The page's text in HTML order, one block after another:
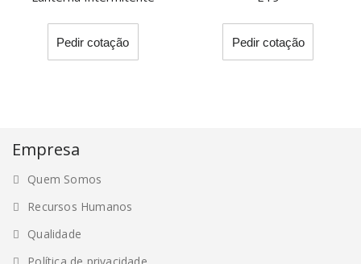
Pedir cotação Pedir cotação
Empresa
Quem Somos
Recursos Humanos
Qualidade
Política de privacidade